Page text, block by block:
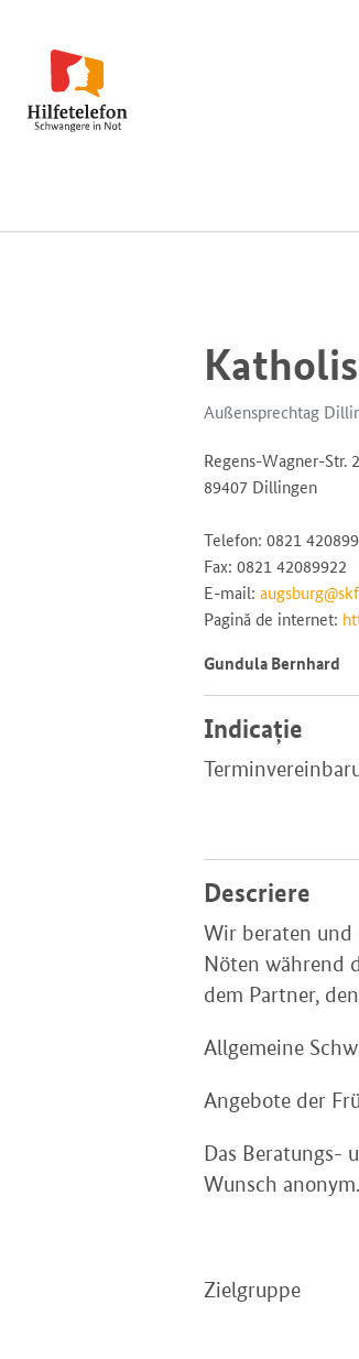
Außensprechtag
Regens-Wagner-Str. 2
89407 Dillingen
Telefon: 0821
Fax: 0821 42089922
E-mail:
Pagină de internet:
Gundula Bernhard
Indicație
Descriere
Wir beraten und
Nöten während
dem Partner,
Allgemeine
Angebote der
Das Beratungs-
Wunsch anonym.
Zielgruppe